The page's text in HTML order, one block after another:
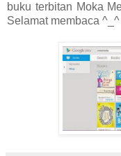
buku terbitan Moka
Selamat membaca ^_^